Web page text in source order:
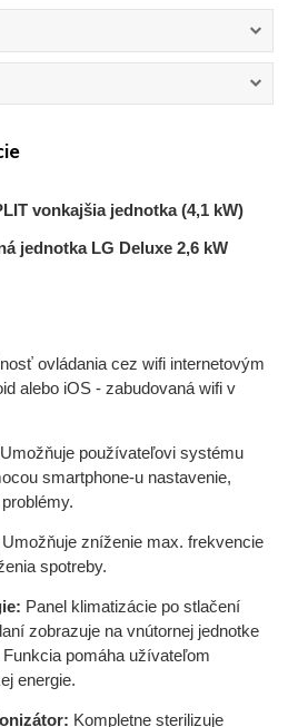
vonkajšia jednotka (4,1 kW)
jednotka LG Deluxe 2,6 kW
ovládania cez wifi internetovým
alebo iOS - zabudovaná wifi v
Umožňuje používateľovi systému
smartphone-u nastavenie,
Umožňuje zníženie max. frekvencie
spotreby.
Panel klimatizácie po stlačení
zobrazuje na vnútornej jednotke
pomáha užívateľom
energie.
Kompletne sterilizuje